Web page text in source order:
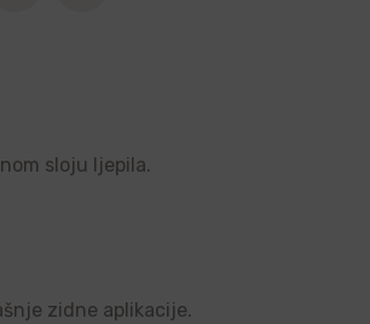
sloju ljepila.
zidne aplikacije.